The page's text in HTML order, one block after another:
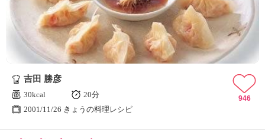
吉田 勝彦
30kcal
20分
2001/11/26 きょうの料理レシピ
946